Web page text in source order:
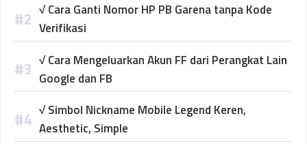
√ Cara Ganti Nomor HP PB Garena tanpa Kode
Verifikasi
√ Cara Mengeluarkan Akun FF dari Perangkat Lain
Google dan FB
√ Simbol Nickname Mobile Legend Keren,
Aesthetic, Simple